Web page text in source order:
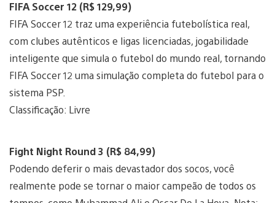
FIFA Soccer 12 (R$ 129,99)
FIFA Soccer 12 traz uma experiência futebolística real,
com clubes autênticos e ligas licenciadas, jogabilidade
inteligente que simula o futebol do mundo real, tornando
FIFA Soccer 12 uma simulação completa do futebol para o
sistema PSP.
Classificação: Livre
Fight Night Round 3 (R$ 84,99)
Podendo deferir o mais devastador dos socos, você
realmente pode se tornar o maior campeão de todos os